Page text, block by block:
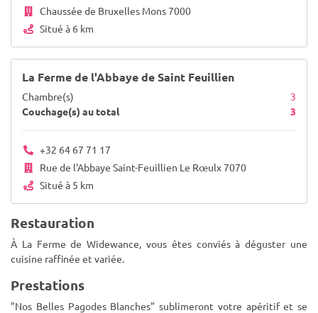
Chaussée de Bruxelles Mons 7000
Situé à 6 km
La Ferme de l'Abbaye de Saint Feuillien
Chambre(s)
3
Couchage(s) au total
3
+32 64 67 71 17
Rue de l'Abbaye Saint-Feuillien Le Rœulx 7070
Situé à 5 km
Restauration
À La Ferme de Widewance, vous êtes conviés à déguster une
cuisine raffinée et variée.
Prestations
"Nos Belles Pagodes Blanches" sublimeront votre apéritif et se